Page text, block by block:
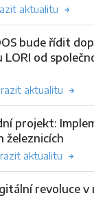
aktualitu
bude řídit
od
aktualitu
projekt:
železnicích
aktualitu
revoluce v